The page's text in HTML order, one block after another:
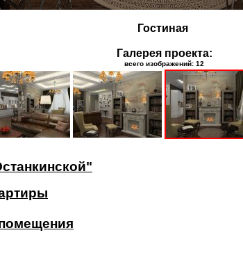
Гостиная
Галерея проекта:
всего изображений: 12